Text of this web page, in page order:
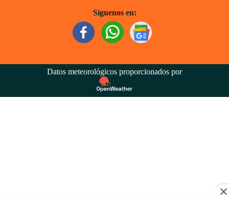
Síguenos en:
Datos meteorológicos proporcionados por